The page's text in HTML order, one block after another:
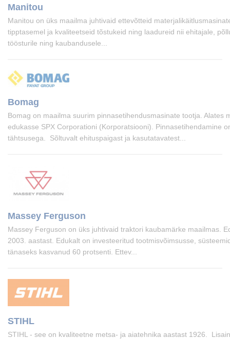
Manitou
Manitou on üks maailma juhtivaid ettevõtteid
tipptasemel ja kvaliteetseid tõstukeid ning laadureid nii ehitajale,
töösturile ning kaubandusele...
Bomag
Bomag on maailma suurim pinnasetihendusmasinate tootja. Alates
edukasse SPX Corporationi (Korporatsiooni). Pinnasetihendamine
tähtsusega. Sõltuvalt ehituspaigast ja kasutatavatest...
Massey Ferguson
Massey Ferguson on üks juhtivaid traktori kaubamärke maailmas.
2003. aastast. Edukalt on investeeritud tootmisvõimsusse,
tänaseks kasvanud 60 protsenti. Ettev...
STIHL
STIHL - see on kvaliteetne metsa- ja aiatehnika aastast 1926.